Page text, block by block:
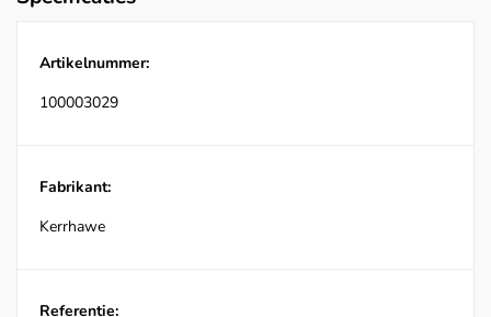
Artikelnummer:
100003029
Fabrikant:
Kerrhawe
Referentie: